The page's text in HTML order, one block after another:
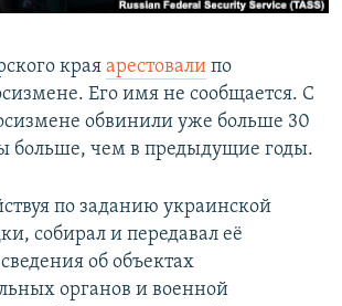
РС
края арестовали по
Его имя не сообщается. С
обвинили уже больше 30
больше, чем в предыдущие годы.
по заданию украинской
собирал и передавал её
об объектах
органов и военной